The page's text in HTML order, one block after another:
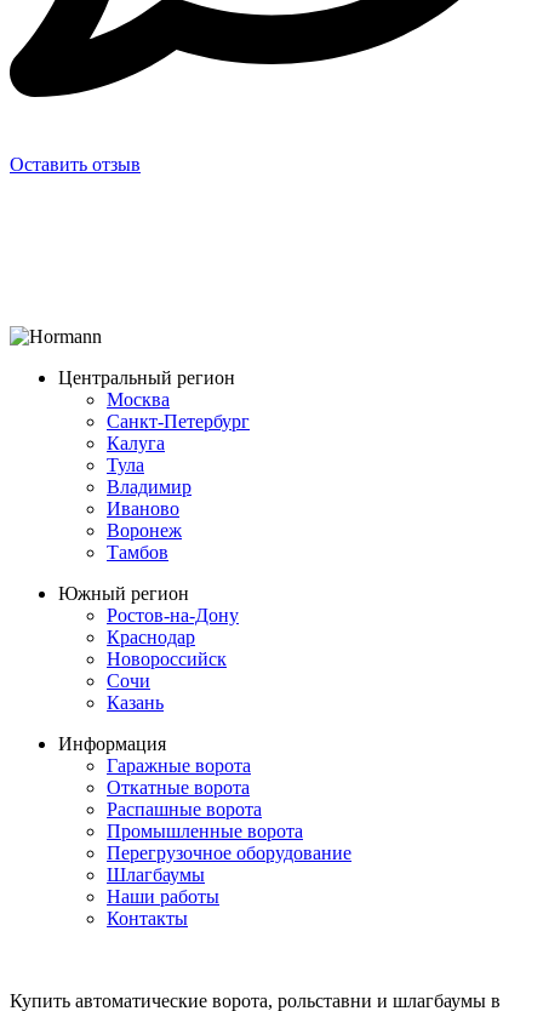
Оставить отзыв
Центральный регион
Москва
Санкт-Петербург
Калуга
Тула
Владимир
Иваново
Воронеж
Тамбов
Южный регион
Ростов-на-Дону
Краснодар
Новороссийск
Сочи
Казань
Информация
Гаражные ворота
Откатные ворота
Распашные ворота
Промышленные ворота
Перегрузочное оборудование
Шлагбаумы
Наши работы
Контакты
Купить автоматические ворота, рольставни и шлагбаумы в